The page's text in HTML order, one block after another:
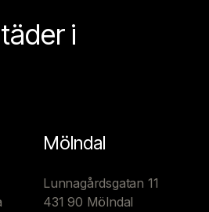
i
Mölndal
Lunnagårdsgatan 11
431 90 Mölndal